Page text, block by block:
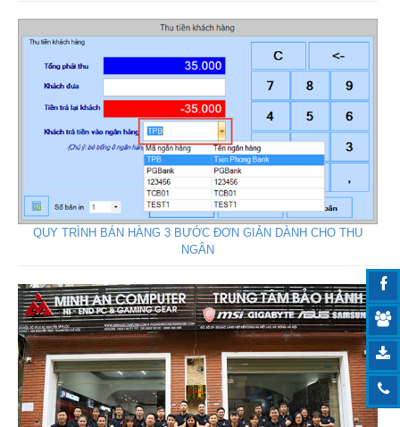
QUY TRÌNH BÁN HÀNG 3 BƯỚC ĐƠN GIẢN DÀNH CHO THU
NGÂN